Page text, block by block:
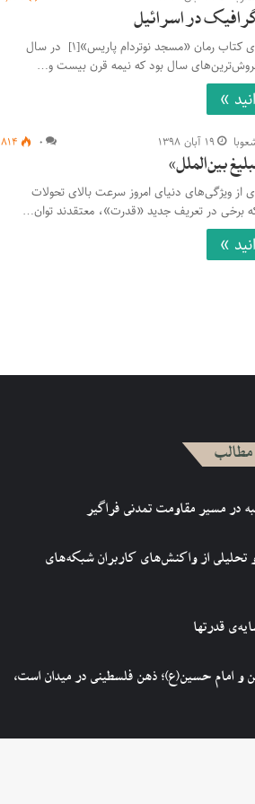
در اسرائیل
مرتضی آقامحمدی کتاب رمان «مسجد نوتردام پاریس»[۱] در سال
»
۱۹ آبان ۱۳۹۸ ۰ ۸۱۴
بین­‌الملل»
از ویژگی‌های دنیای امروز سرعت بالای تحولات
برخی در تعریف جدید «قدرت»، معتقدند توان…
»
مطالب
در مسیر مقاومت تمدنی فراگیر
تحلیلی از واکنش‌های کاربران شبکه‌های
قدرتها
و امام حسین(ع)؛ ذهن فلسطینی در میدان است،